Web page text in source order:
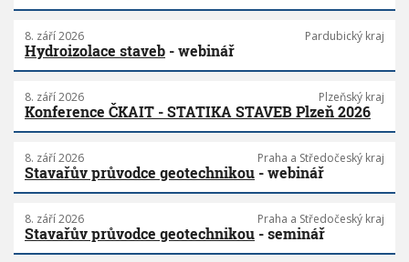
8. září 2026 Pardubický kraj
Hydroizolace staveb - webinář
8. září 2026 Plzeňský kraj
Konference ČKAIT - STATIKA STAVEB Plzeň 2026
8. září 2026 Praha a Středočeský kraj
Stavařův průvodce geotechnikou - webinář
8. září 2026 Praha a Středočeský kraj
Stavařův průvodce geotechnikou - seminář